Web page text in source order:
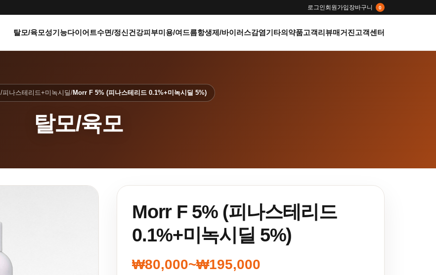
로그인회원가입장바구니 0
탈모/육모성기능다이어트수면/정신건강피부미용/여드름항생제/바이러스감염기타의약품고객리뷰매거진 고객센터
/피나스테리드+미녹시딜/Morr F 5% (피나스테리드 0.1%+미녹시딜 5%)
탈모/육모
Morr F 5% (피나스테리드
0.1%+미녹시딜 5%)
₩80,000~₩195,000
가격 범위: ₩80,000~₩195,000